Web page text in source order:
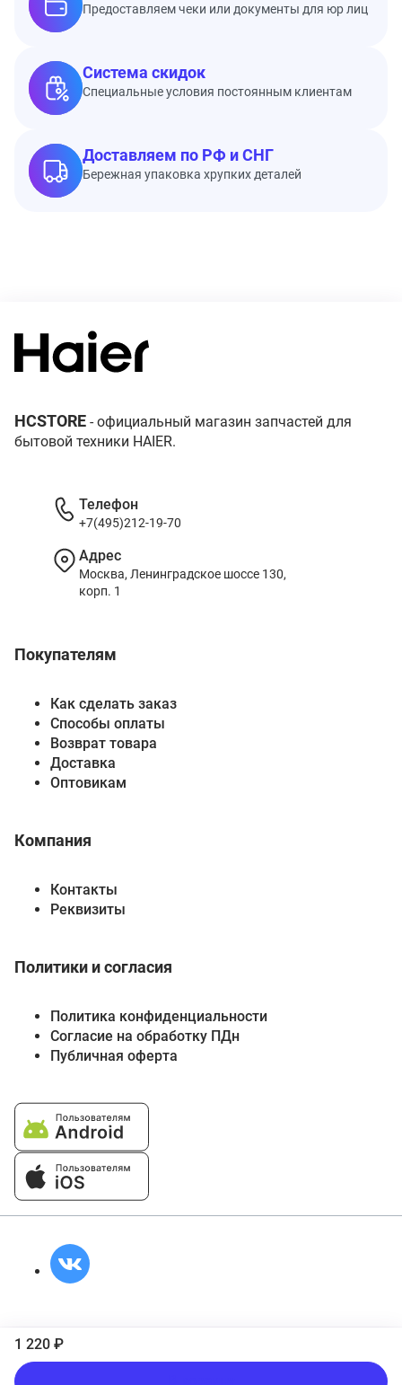
Предоставляем чеки или документы для юр лиц
Система скидок
Специальные условия постоянным клиентам
Доставляем по РФ и СНГ
Бережная упаковка хрупких деталей
1 220 ₽
HCSTORE - официальный магазин запчастей для
бытовой техники HAIER.
Покупателям
Как сделать заказ
Способы оплаты
Возврат товара
Доставка
Оптовикам
Компания
Контакты
Реквизиты
Политики и согласия
Политика конфиденциальности
Согласие на обработку ПДн
Публичная оферта
Телефон
+7(495)212-19-70
Адрес
Москва, Ленинградское шоссе 130,
корп. 1